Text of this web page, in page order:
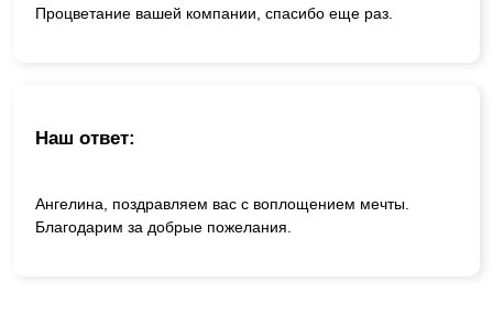
Процветание вашей компании, спасибо еще раз.
Наш ответ:
Ангелина, поздравляем вас с воплощением мечты.
Благодарим за добрые пожелания.